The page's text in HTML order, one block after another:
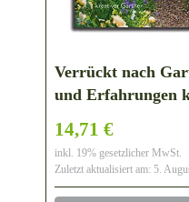
Verrückt nach
und Erfahrungen
14,71 €
inkl. 19% gesetzlicher MwSt.
Zuletzt aktualisiert am: 5.